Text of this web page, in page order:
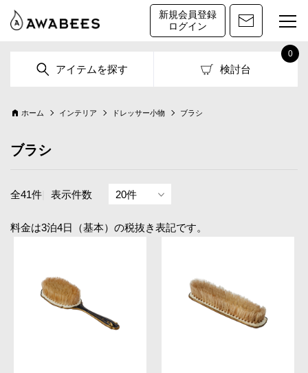
新規会員登録
ログイン
アイテムを探す 検討台
0
ホーム インテリア ドレッサー小物 ブラシ
ブラシ
全41件 表示件数
料金は3泊4日（基本）の税抜き表記です。